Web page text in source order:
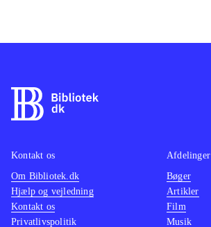
Kontakt os
Om Bibliotek.dk
Hjælp og vejledning
Kontakt os
Privatlivspolitik
Afdelinger
Bøger
Artikler
Film
Musik